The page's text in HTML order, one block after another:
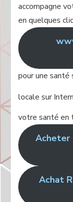
accompagne
en quelques
pour une
locale sur
votre santé en
Acheter
Achat